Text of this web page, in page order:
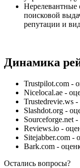
поисковой
репутации и
Динамика
Trustpilot.com -
Nicelocal.ae -
Trustedrevie.ws
Slashdot.org -
Sourceforge.net
Reviews.io -
Sitejabber.com -
Bark.com -
Остались вопросы?